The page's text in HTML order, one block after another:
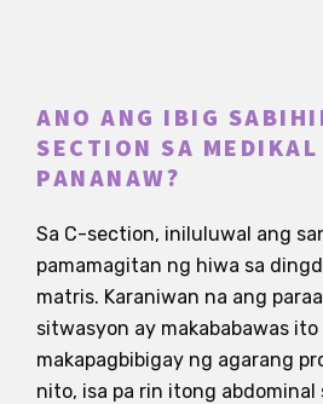
ANO ANG IBIG
SECTION SA MEDIKAL
PANANAW?
Sa C-section, iniluluwal ang
pamamagitan ng hiwa sa
matris. Karaniwan na ang
sitwasyon ay makababawas
makapagbibigay ng agarang
nito, isa pa rin itong